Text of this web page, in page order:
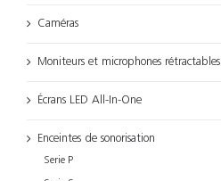
Caméras
Moniteurs et microphones rétractables
Écrans LED All-In-One
Enceintes de sonorisation
Serie P